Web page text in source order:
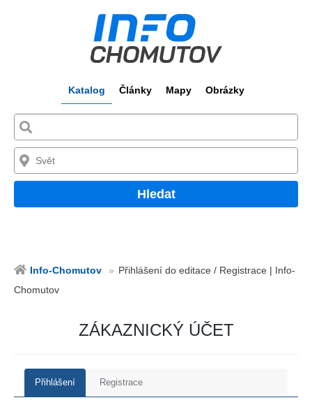
Katalog Články Mapy Obrázky
Hledat
Info-Chomutov
Přihlášení do editace / Registrace | Info-
Chomutov
ZÁKAZNICKÝ ÚČET
Přihlášení Registrace